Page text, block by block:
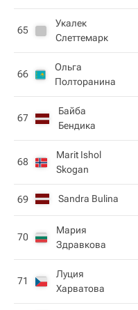
65
Укалек
Слеттемарк
66
Ольга
Полторанина
67
Байба
Бендика
68
Marit Ishol
Skogan
69 Sandra Bulina
70
Мария
Здравкова
71
Луция
Харватова